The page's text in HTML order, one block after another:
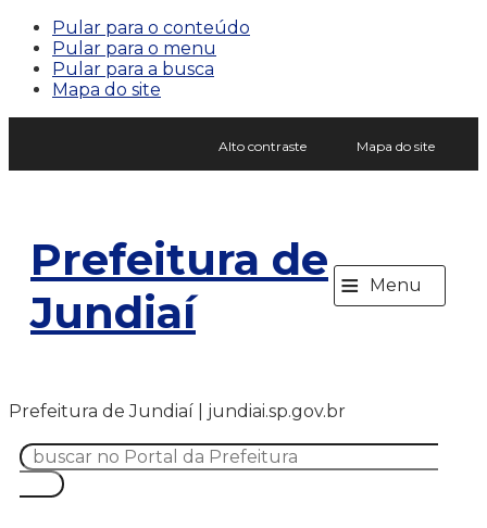
Pular para o conteúdo
Pular para o menu
Pular para a busca
Mapa do site
Alto contraste Mapa do site
Prefeitura de
Jundiaí
≡ Menu
Prefeitura de Jundiaí | jundiai.sp.gov.br